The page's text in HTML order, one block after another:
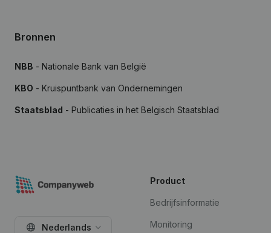
Bronnen
NBB - Nationale Bank van België
KBO - Kruispuntbank van Ondernemingen
Staatsblad - Publicaties in het Belgisch Staatsblad
Nederlands
Product
Bedrijfsinformatie
Monitoring